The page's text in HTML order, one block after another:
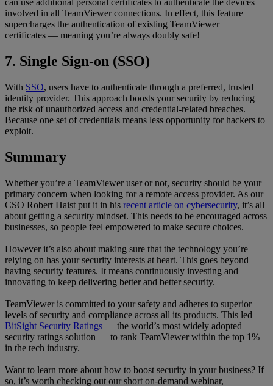
can use additional personal certificates to authenticate the devices
involved in all TeamViewer connections. In effect, this feature
supercharges the authentication of existing TeamViewer
certificates — meaning you’re always doubly safe!
7. Single Sign-on (SSO)
With SSO, users have to authenticate through a preferred, trusted
identity provider. This approach boosts your security by reducing
the risk of unauthorized access and credential-related breaches.
Because one set of credentials means less opportunity for hackers to
exploit.
Summary
Whether you’re a TeamViewer user or not, security should be your
primary concern when looking for a remote access provider. As our
CSO Robert Haist put it in his recent article on cybersecurity, it’s all
about getting a security mindset. This needs to be encouraged across
businesses, so people feel empowered to make secure choices.
However it’s also about making sure that the technology you’re
relying on has your security interests at heart. This goes beyond
having security features. It means continuously investing and
innovating to keep delivering better and better security.
TeamViewer is committed to your safety and adheres to superior
levels of security and compliance across all its products. This led
BitSight Security Ratings — the world’s most widely adopted
security ratings solution — to rank TeamViewer within the top 1%
in the tech industry.
Want to learn more about how to boost security in your business? If
so, it’s worth checking out our short on-demand webinar,